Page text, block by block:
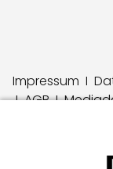
Impressum I
IAGBI